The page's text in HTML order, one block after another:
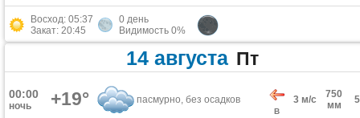
Восход: 05:37
Закат: 20:45
0 день
Видимость 0%
14 августа Пт
00:00
ночь +19° пасмурно, без осадков
В
3 м/с
750
мм